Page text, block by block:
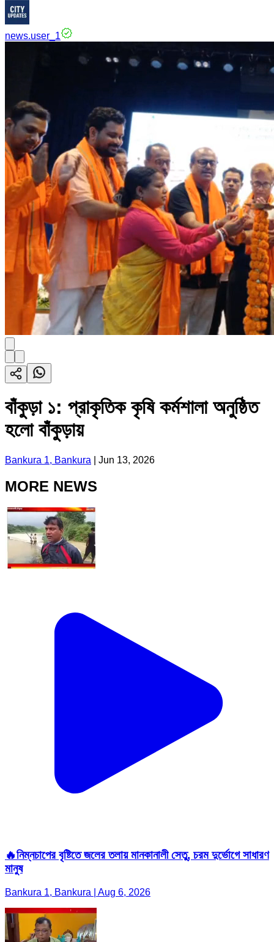
news.user_1
বাঁকুড়া ১: প্রাকৃতিক কৃষি কর্মশালা অনুষ্ঠিত
হলো বাঁকুড়ায়
Bankura 1, Bankura Jun 13, 2026
MORE NEWS
🔥নিম্নচাপের বৃষ্টিতে জলের তলায় মানকানালী সেতু, চরম দুর্ভোগে সাধারণ
মানুষ
Bankura 1, Bankura | Aug 6, 2026